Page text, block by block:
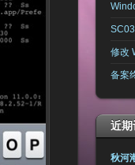
修改
备案
近期
秋河